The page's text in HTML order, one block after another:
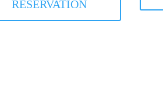
RÉSERVATION